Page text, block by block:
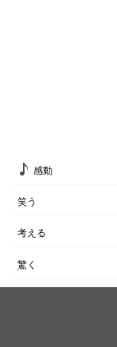
感動
笑う
考える
驚く